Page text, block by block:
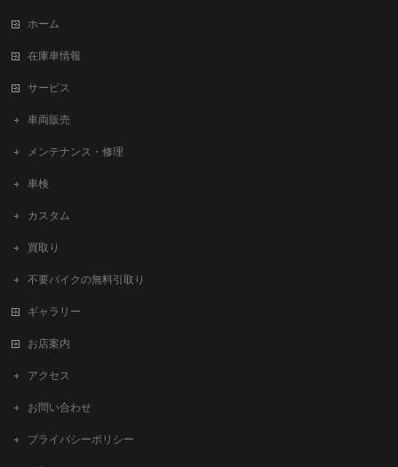
ホーム
在庫車情報
サービス
車両販売
メンテナンス・修理
車検
カスタム
買取り
不要バイクの無料引取り
ギャラリー
お店案内
アクセス
お問い合わせ
プライバシーポリシー